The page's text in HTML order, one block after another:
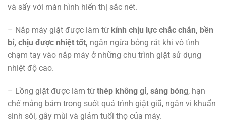
và sấy với màn hình hiển thị sắc nét.
– Nắp máy giặt được làm từ kính chịu lực chắc chắn, bền
bỉ, chịu được nhiệt tốt, ngăn ngừa bỏng rát khi vô tình
chạm tay vào nắp máy ở những chu trình giặt sử dụng
nhiệt độ cao.
– Lồng giặt được làm từ thép không gỉ, sáng bóng, hạn
chế mảng bám trong suốt quá trình giặt giũ, ngăn vi khuẩn
sinh sôi, gây mùi và giảm tuổi thọ của máy.